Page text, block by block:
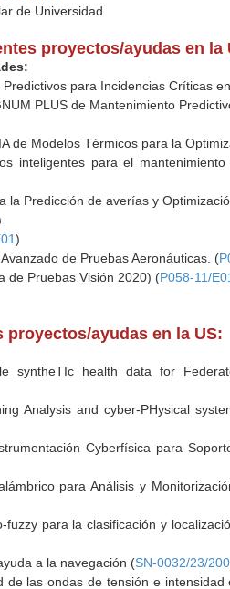
de Universidad
proyectos/ayudas en la
para Incidencias Críticas
PLUS de Mantenimiento
de Modelos Térmicos para la
inteligentes para el
la Predicción de averías y
)
de Pruebas Aeronáuticas. (
de Pruebas Visión 2020) (P058-11/
ayudas en la US:
syntheTIc health data for
Analysis and cyber-PHysical
Cyberfísica para
para Análisis y
fuzzy para la clasificación y
a la navegación (SN-0032/23/
de las ondas de tensión e